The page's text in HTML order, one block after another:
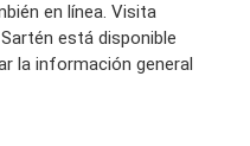
en línea. Visita
está disponible
la información general